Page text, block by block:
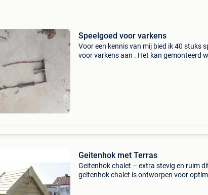
Speelgoed voor varkens
Voor een kennis van mij bied ik 40 stuks
voor varkens aan . Het kan gemonteerd
Geitenhok met Terras
Geitenhok chalet – extra stevig en ruim
geitenhok chalet is ontworpen voor